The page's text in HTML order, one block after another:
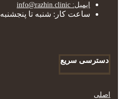
ایمیل: info@razhin.clinic
ساعت کار: شنبه تا پنجشنبه 10 تا 19
دسترسی سریع
اصلی